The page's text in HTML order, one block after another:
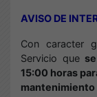
AVISO DE
Con caracter
Servicio que
15:00 horas
mantenimiento